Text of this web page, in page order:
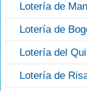
Lotería de
Lotería de
Lotería del
Lotería de